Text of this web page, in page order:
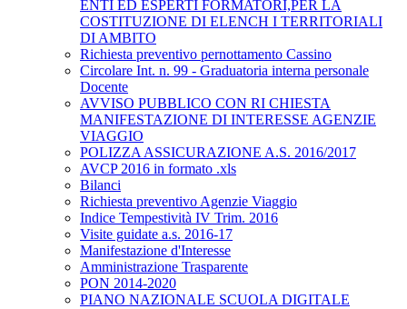
ENTI ED ESPERTI FORMATORI,PER LA
COSTITUZIONE DI ELENCH I TERRITORIALI
DI AMBITO
Richiesta preventivo pernottamento Cassino
Circolare Int. n. 99 - Graduatoria interna personale
Docente
AVVISO PUBBLICO CON RI CHIESTA
MANIFESTAZIONE DI INTERESSE AGENZIE
VIAGGIO
POLIZZA ASSICURAZIONE A.S. 2016/2017
AVCP 2016 in formato .xls
Bilanci
Richiesta preventivo Agenzie Viaggio
Indice Tempestività IV Trim. 2016
Visite guidate a.s. 2016-17
Manifestazione d'Interesse
Amministrazione Trasparente
PON 2014-2020
PIANO NAZIONALE SCUOLA DIGITALE